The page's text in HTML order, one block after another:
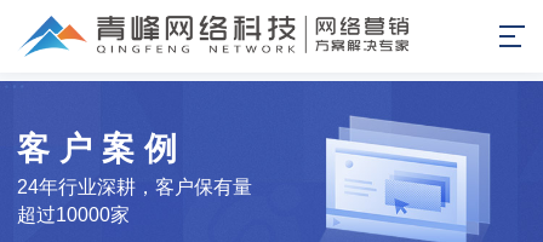
24年行业深耕，客户保有量
超过10000家
客户案例